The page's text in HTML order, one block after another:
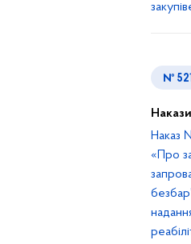
№
Накази
Наказ
«Про